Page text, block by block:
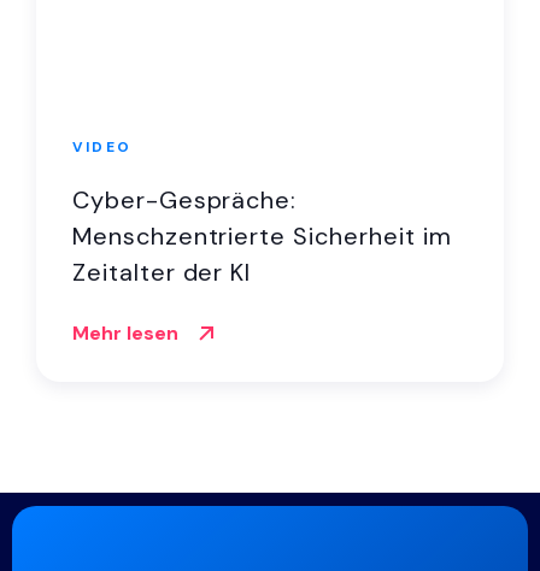
VIDEO
Cyber-Gespräche:
Menschzentrierte Sicherheit im
Zeitalter der KI
Mehr lesen